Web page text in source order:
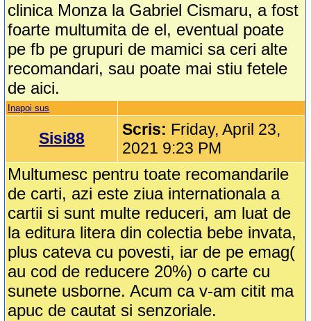
clinica Monza la Gabriel Cismaru, a fost
foarte multumita de el, eventual poate
pe fb pe grupuri de mamici sa ceri alte
recomandari, sau poate mai stiu fetele
de aici.
Inapoi sus
Sisi88 Scris: Friday, April 23,
2021 9:23 PM
Multumesc pentru toate recomandarile
de carti, azi este ziua internationala a
cartii si sunt multe reduceri, am luat de
la editura litera din colectia bebe invata,
plus cateva cu povesti, iar de pe emag(
au cod de reducere 20%) o carte cu
sunete usborne. Acum ca v-am citit ma
apuc de cautat si senzoriale.